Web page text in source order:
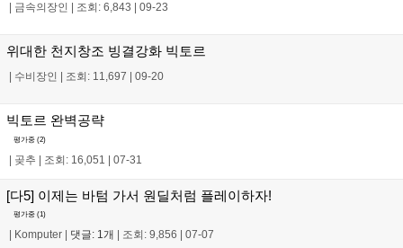
금속의장인 조회: 6,843 09-23
위대한 천지창조 빙결강화 빅토르
수비장인 조회: 11,697 09-20
빅토르 완벽공략
평가중 (2)
| 곶추 | 조회: 16,051 | 07-31
[다5] 이제는 바텀 가서 원딜처럼 플레이하자!
평가중 (1)
Komputer 댓글: 1개 조회: 9,856 07-07